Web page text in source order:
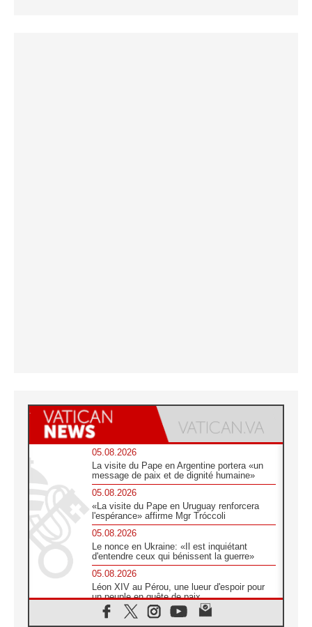
05.08.2026
La visite du Pape en Argentine portera «un
message de paix et de dignité humaine»
05.08.2026
«La visite du Pape en Uruguay renforcera
l'espérance» affirme Mgr Tróccoli
05.08.2026
Le nonce en Ukraine: «Il est inquiétant
d'entendre ceux qui bénissent la guerre»
05.08.2026
Léon XIV au Pérou, une lueur d'espoir pour
un peuple en quête de paix
05.08.2026